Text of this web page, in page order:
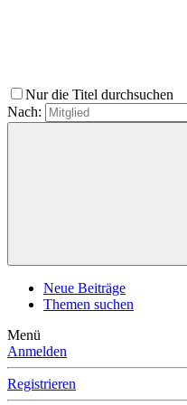
Nur die Titel durchsuchen
Nach:
Neue Beiträge
Themen suchen
Menü
Anmelden
Registrieren